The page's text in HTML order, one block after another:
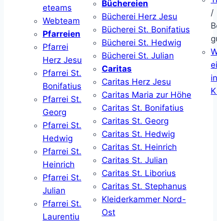
eteams
Webteam
Pfarreien
Pfarrei
Herz Jesu
Pfarrei St.
Bonifatius
Pfarrei St.
Georg
Pfarrei St.
Hedwig
Pfarrei St.
Heinrich
Pfarrei St.
Julian
Pfarrei St.
Laurentiu
Büchereien
Bücherei Herz Jesu
Bücherei St. Bonifatius
Bücherei St. Hedwig
Bücherei St. Julian
Caritas
Caritas Herz Jesu
Caritas Maria zur Höhe
Caritas St. Bonifatius
Caritas St. Georg
Caritas St. Hedwig
Caritas St. Heinrich
Caritas St. Julian
Caritas St. Liborius
Caritas St. Stephanus
Kleiderkammer Nord-
Ost
/